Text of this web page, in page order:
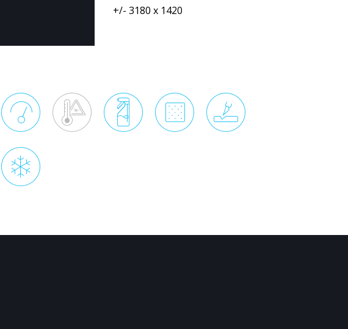
+/- 3180 x 1420